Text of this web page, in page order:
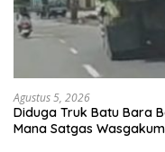
Agustus 5, 2026
Diduga Truk Batu Bara
Mana Satgas